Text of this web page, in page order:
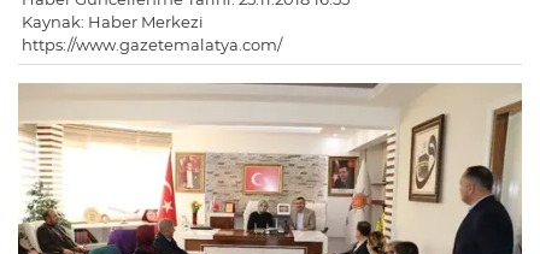
Kaynak: Haber Merkezi
https://www.gazetemalatya.com/